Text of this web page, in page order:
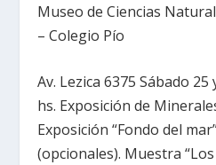
Museo de Ciencias
– Colegio Pío
Av. Lezica 6375 Sábado
hs. Exposición de
Exposición “Fondo del
(opcionales). Muestra